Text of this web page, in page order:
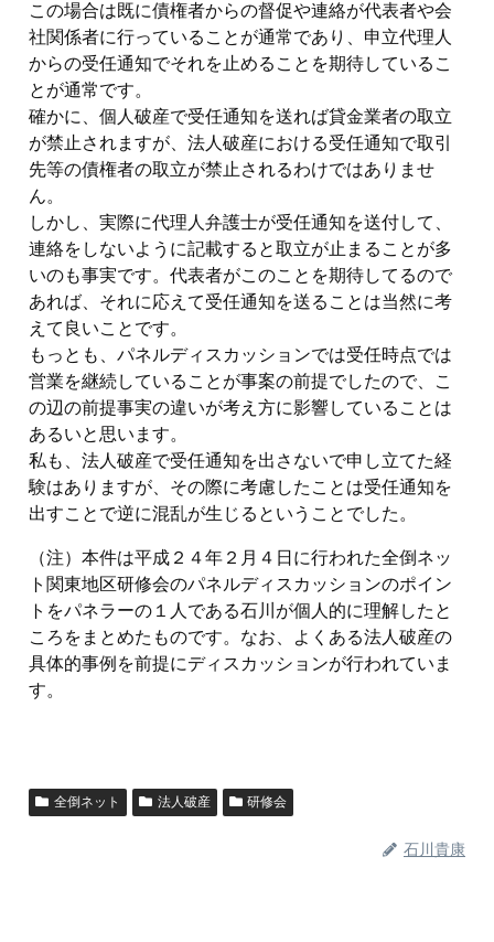
この場合は既に債権者からの督促や連絡が代表者や会
社関係者に行っていることが通常であり、申立代理人
からの受任通知でそれを止めることを期待しているこ
とが通常です。
確かに、個人破産で受任通知を送れば貸金業者の取立
が禁止されますが、法人破産における受任通知で取引
先等の債権者の取立が禁止されるわけではありませ
ん。
しかし、実際に代理人弁護士が受任通知を送付して、
連絡をしないように記載すると取立が止まることが多
いのも事実です。代表者がこのことを期待してるので
あれば、それに応えて受任通知を送ることは当然に考
えて良いことです。
もっとも、パネルディスカッションでは受任時点では
営業を継続していることが事案の前提でしたので、こ
の辺の前提事実の違いが考え方に影響していることは
あるいと思います。
私も、法人破産で受任通知を出さないで申し立てた経
験はありますが、その際に考慮したことは受任通知を
出すことで逆に混乱が生じるということでした。
（注）本件は平成２４年２月４日に行われた全倒ネッ
ト関東地区研修会のパネルディスカッションのポイン
トをパネラーの１人である石川が個人的に理解したと
ころをまとめたものです。なお、よくある法人破産の
具体的事例を前提にディスカッションが行われていま
す。
全倒ネット 法人破産 研修会
石川貴康